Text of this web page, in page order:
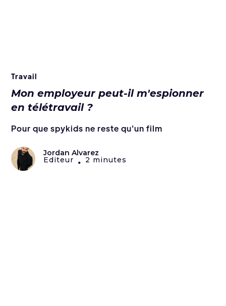
Travail
Mon employeur peut-il m'espionner
en télétravail ?
Pour que spykids ne reste qu'un film
Jordan Alvarez
Editeur • 2 minutes